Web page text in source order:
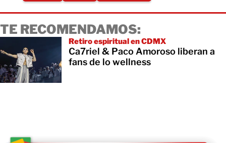
TE RECOMENDAMOS:
Retiro espiritual en CDMX
Ca7riel & Paco Amoroso liberan a
fans de lo wellness